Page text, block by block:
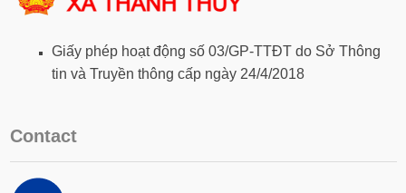
Giấy phép hoạt động số 03/GP-TTĐT do Sở Thông
tin và Truyền thông cấp ngày 24/4/2018
Contact